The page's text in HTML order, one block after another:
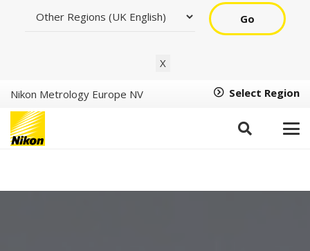
Go
X
Nikon Metrology Europe NV Select Region